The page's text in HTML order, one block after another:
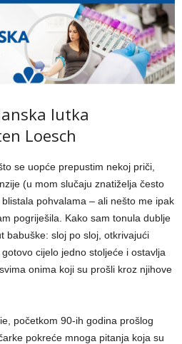
lutka
Loesch
se uopće prepustim nekoj priči,
(u mom slučaju znatiželja često
pohvalama – ali nešto me ipak
pogriješila. Kako sam tonula dublje
babuške: sloj po sloj, otkrivajući
cijelo jedno stoljeće i ostavlja
onima koji su prošli kroz njihove
početkom 90-ih godina prošlog
pokreće mnoga pitanja koja su